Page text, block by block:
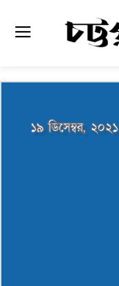
১৯ ডিসেম্বর, ২০২১